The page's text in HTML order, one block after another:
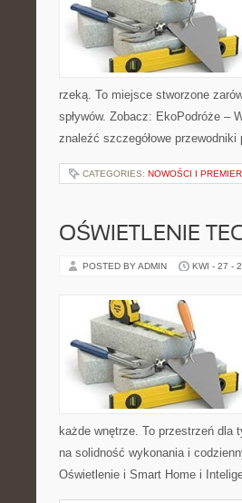
rzeką. To miejsce stworzone
spływów. Zobacz: EkoPodróże –
znaleźć szczegółowe
CATEGORIES: NOWOŚCI I
OŚWIETLENIE
POSTED BY ADMIN KWI - 27 -
każde wnętrze. To przestrzeń dla
na solidność wykonania i
Oświetlenie i Smart Home i